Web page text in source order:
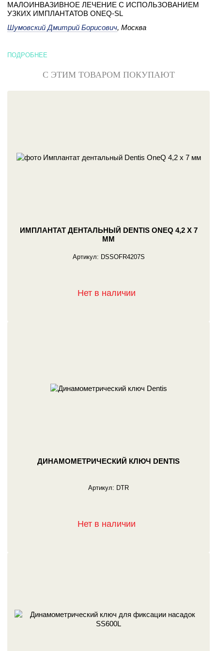
МАЛОИНВАЗИВНОЕ ЛЕЧЕНИЕ С ИСПОЛЬЗОВАНИЕМ
УЗКИХ ИМПЛАНТАТОВ ONEQ-SL
Шумовский Дмитрий Борисович, Москва
ПОДРОБНЕЕ
С ЭТИМ ТОВАРОМ ПОКУПАЮТ
ИМПЛАНТАТ ДЕНТАЛЬНЫЙ DENTIS ONEQ 4,2 X 7
ММ
Артикул: DSSOFR4207S
Нет в наличии
ДИНАМОМЕТРИЧЕСКИЙ КЛЮЧ DENTIS
Артикул: DTR
Нет в наличии